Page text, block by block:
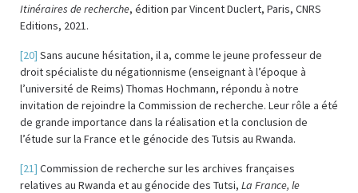
Itinéraires de recherche, édition par Vincent Duclert, Paris, CNRS
Editions, 2021.
[20] Sans aucune hésitation, il a, comme le jeune professeur de
droit spécialiste du négationnisme (enseignant à l’époque à
l’université de Reims) Thomas Hochmann, répondu à notre
invitation de rejoindre la Commission de recherche. Leur rôle a été
de grande importance dans la réalisation et la conclusion de
l’étude sur la France et le génocide des Tutsis au Rwanda.
[21] Commission de recherche sur les archives françaises
relatives au Rwanda et au génocide des Tutsi, La France, le